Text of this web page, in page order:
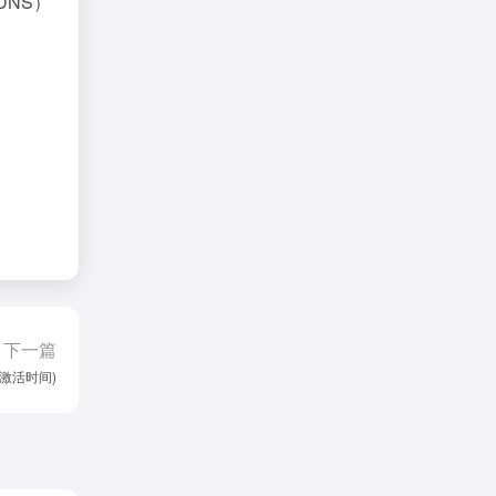
下一篇
活时间)